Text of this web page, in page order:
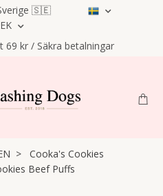
🇸🇪
69 kr / Säkra betalningar
Cooka's Cookies
Beef Puffs